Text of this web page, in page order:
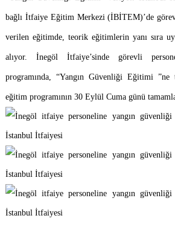
bağlı İtfaiye Eğitim Merkezi (İBİTEM)’de
verilen eğitimde, teorik eğitimlerin yanı sıra
alıyor. İnegöl İtfaiye’sinde görevli
programında, “Yangın Güvenliği Eğitimi
eğitim programının 30 Eylül Cuma günü